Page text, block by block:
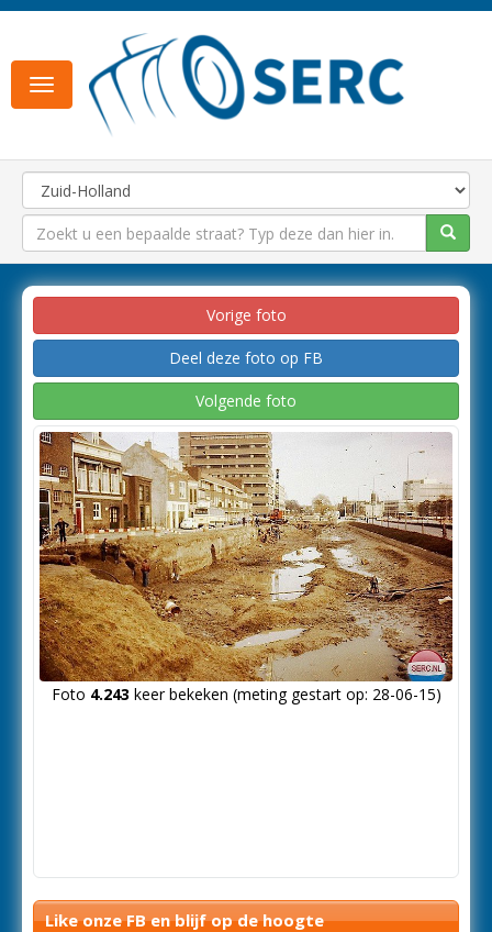
Toggle
navigation
Vorige foto
Deel deze foto op FB
Volgende foto
Foto 4.243 keer bekeken (meting gestart op: 28-06-15)
Like onze FB en blijf op de hoogte